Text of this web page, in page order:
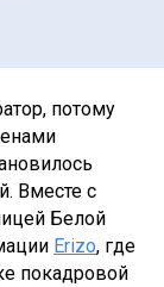
потому
Вместе с
Белой
Erizo, где
покадровой